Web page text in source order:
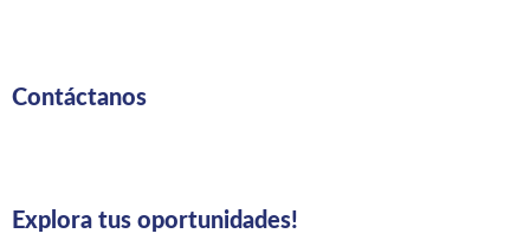
Contáctanos
Explora tus oportunidades!